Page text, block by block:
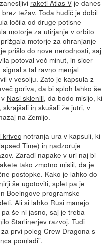
raketi Atlas Vje danes
težav. Toda hudič je dobil
ločila od druge potisne
motorje za utirjanje v orbito
motorje za ohranjanje
prišlo do nove nerodnosti, saj
potoval več minut, in sicer
signal s tal ravno menjal
v vesolju. Zato je kapsula z
goriva, da bi sploh lahko še
Nasi sklenili, da bodo misijo, ki
in skušali že jutri, v
na Zemljo.
krivecnotranja ura v kapsuli, ki
Time) in nadzoruje
Zaradi napake v uri naj bi
tako zmotno mislil, da je
postopke. Kako je lahko do
še ugotoviti, splet pa je
Boeingove programske
Ali si lahko Rusi manejo
še ni jasno, saj je treba
Starlinerjev razvoj. Tudi
prvi poleg Crew Dragona s
pomladi".